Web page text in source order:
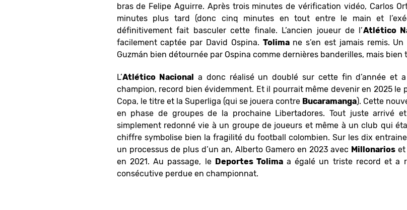
bras de Felipe Aguirre. Après trois minutes de vérification vidéo, Carlos
minutes plus tard (donc cinq minutes en tout entre le main et
définitivement fait basculer cette finale. L’ancien joueur de l’Atlético
facilement captée par David Ospina. Tolimane s’en est jamais remis.
Guzmán bien détournée par Ospina comme dernières banderilles, mais bien
L’Atlético Nacional a donc réalisé un doublé sur cette fin d’année et
champion, record bien évidemment. Et il pourrait même devenir en 2025 le
Copa, le titre et la Superliga (qui se jouera contre Bucaramanga). Cette
en phase de groupes de la prochaine Libertadores. Tout juste arrivé
simplement redonné vie à un groupe de joueurs et même à un club qui
chiffre symbolise bien la fragilité du football colombien. Sur les dix
un processus de plus d’un an, Alberto Gamero en 2023 avec Millonarios et
en 2021. Au passage, le Deportes Tolima a égalé un triste record et a
consécutive perdue en championnat.